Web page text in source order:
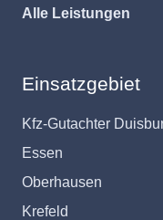
Alle Leistungen
Einsatzgebiet
Kfz-Gutachter
Essen
Oberhausen
Krefeld